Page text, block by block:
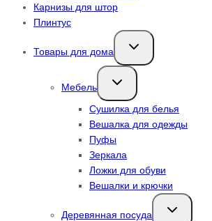
Карнизы для штор
Плинтус
Товары для дома
Переключить
дочернее
Мебель
Переключить
дочернее
Сушилка для белья
Вешалка для одежды
Пуфы
Зеркала
Ложки для обуви
Вешалки и крючки
Деревянная посуда
Переключить
дочернее